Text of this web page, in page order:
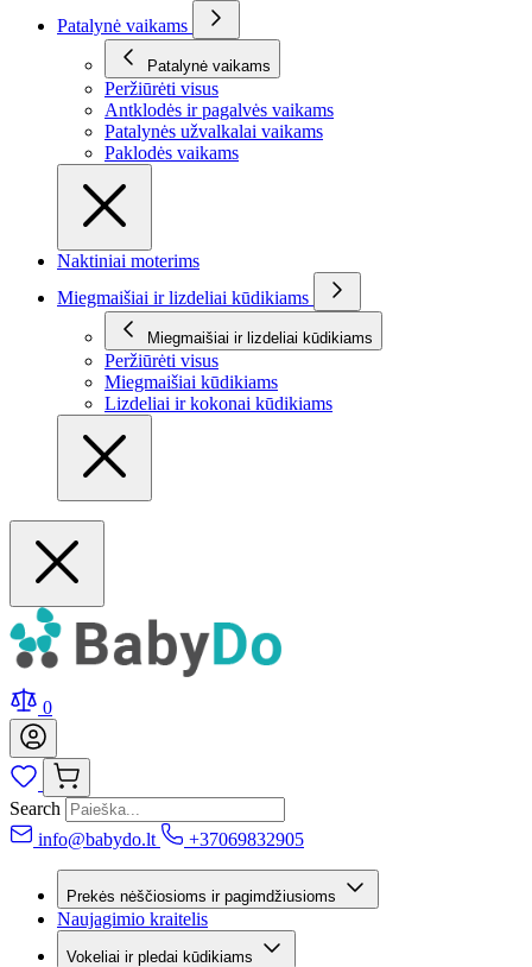
Patalynė vaikams
Patalynė vaikams
Peržiūrėti visus
Antklodės ir pagalvės vaikams
Patalynės užvalkalai vaikams
Paklodės vaikams
Naktiniai moterims
Miegmaišiai ir lizdeliai kūdikiams
Miegmaišiai ir lizdeliai kūdikiams
Peržiūrėti visus
Miegmaišiai kūdikiams
Lizdeliai ir kokonai kūdikiams
0
Search
info@babydo.lt
+37069832905
Prekės nėščiosioms ir pagimdžiusioms
Naujagimio kraitelis
Vokeliai ir pledai kūdikiams